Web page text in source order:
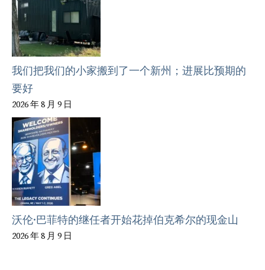
我们把我们的小家搬到了一个新州；进展比预期的
要好
2026 年 8 月 9 日
沃伦·巴菲特的继任者开始花掉伯克希尔的现金山
2026 年 8 月 9 日